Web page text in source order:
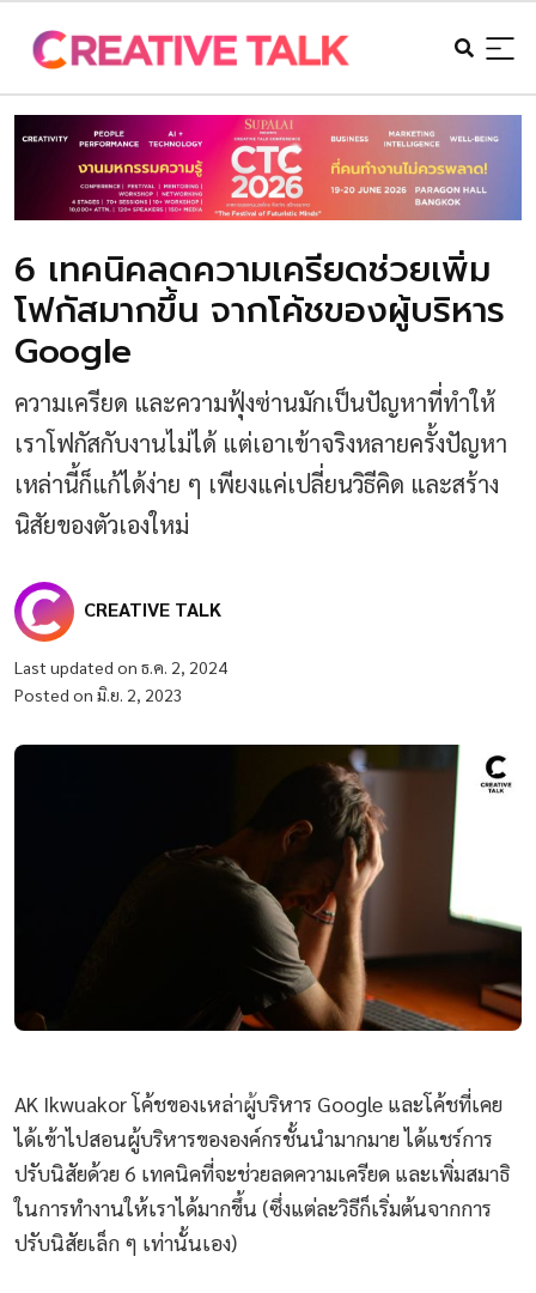
6 เทคนิคลดความเครียดช่วยเพิ่ม
โฟกัสมากขึ้น จากโค้ชของผู้บริหาร
Google
ความเครียด และความฟุ้งซ่านมักเป็นปัญหาที่ทำให้
เราโฟกัสกับงานไม่ได้ แต่เอาเข้าจริงหลายครั้งปัญหา
เหล่านี้ก็แก้ได้ง่าย ๆ เพียงแค่เปลี่ยนวิธีคิด และสร้าง
นิสัยของตัวเองใหม่
CREATIVE TALK
Last updated on ธ.ค. 2, 2024
Posted on มิ.ย. 2, 2023
AK Ikwuakor โค้ชของเหล่าผู้บริหาร Google และโค้ชที่เคย
ได้เข้าไปสอนผู้บริหารขององค์กรชั้นนำมากมาย ได้แชร์การ
ปรับนิสัยด้วย 6 เทคนิคที่จะช่วยลดความเครียด และเพิ่มสมาธิ
ในการทำงานให้เราได้มากขึ้น (ซึ่งแต่ละวิธีก็เริ่มต้นจากการ
ปรับนิสัยเล็ก ๆ เท่านั้นเอง)